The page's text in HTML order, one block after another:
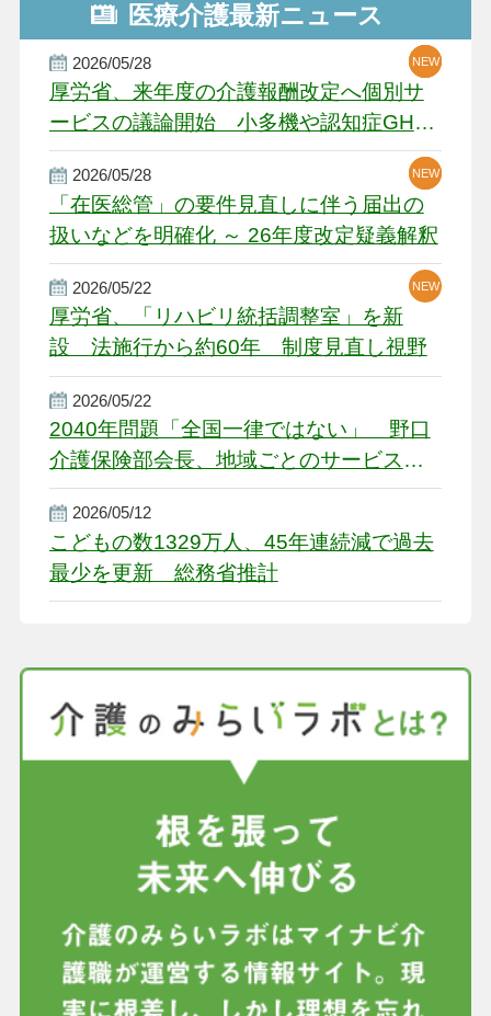
医療介護最新ニュース
2026/05/28
厚労省、来年度の介護報酬改定へ個別サ
ービスの議論開始 小多機や認知症GH、
厳しい経営環境に危機感
NEW
NEW
NEW
2026/05/28
「在医総管」の要件見直しに伴う届出の
扱いなどを明確化 ～ 26年度改定疑義解釈
NEW
NEW
2026/05/22
厚労省、「リハビリ統括調整室」を新
設 法施行から約60年 制度見直し視野
NEW
2026/05/22
2040年問題「全国一律ではない」 野口
介護保険部会長、地域ごとのサービス基
盤整備を促す
2026/05/12
こどもの数1329万人、45年連続減で過去
最少を更新 総務省推計